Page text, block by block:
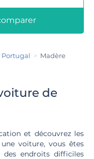
Portugal Madère
de
et découvrez les
voiture, vous êtes
endroits difficiles